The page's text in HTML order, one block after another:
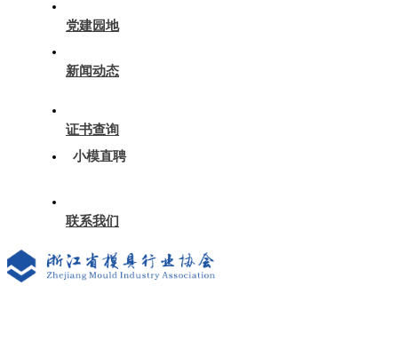
党建园地
新闻动态
证书查询
小模直聘
联系我们